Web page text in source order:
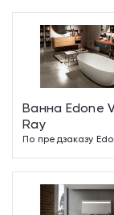
Ванна Edone
Ray
По предзаказу